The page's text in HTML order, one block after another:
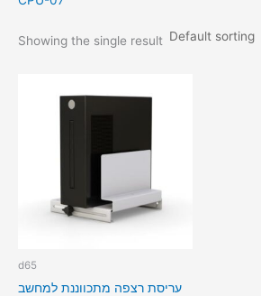
Showing the single result
d65
עריסת רצפה מתכווננת למחשב